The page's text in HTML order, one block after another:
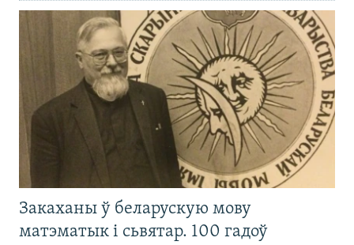
Закаханы ў беларускую мову
матэматык і сьвятар. 100 гадоў